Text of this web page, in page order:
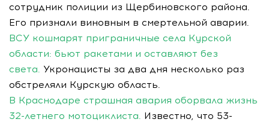
сотрудник полиции из Щербиновского района.
Его признали виновным в смертельной аварии.
ВСУ кошмарят приграничные села Курской
области: бьют ракетами и оставляют без
света. Укронацисты за два дня несколько раз
обстреляли Курскую область.
В Краснодаре страшная авария оборвала жизнь
32-летнего мотоциклиста. Известно, что 53-